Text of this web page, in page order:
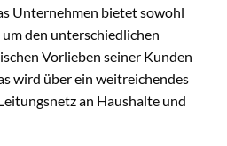
Unternehmen bietet sowohl
um den unterschiedlichen
Vorlieben seiner Kunden
wird über ein weitreichendes
an Haushalte und